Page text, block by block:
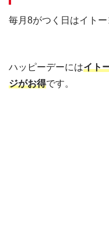
毎月8がつく日はイトー
ハッピーデーにはイト
ジがお得です。